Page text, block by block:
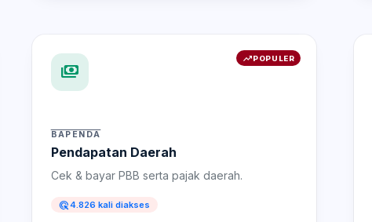
trending_upPOPULER
payments
BAPENDA
Pendapatan Daerah
Cek & bayar PBB serta pajak daerah.
ads_click4.826 kali diakses